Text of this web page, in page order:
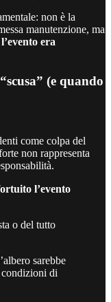
non è la
manutenzione, ma
era
(e quando
come colpa del
non rappresenta
l’evento
o del tutto
sarebbe
condizioni di